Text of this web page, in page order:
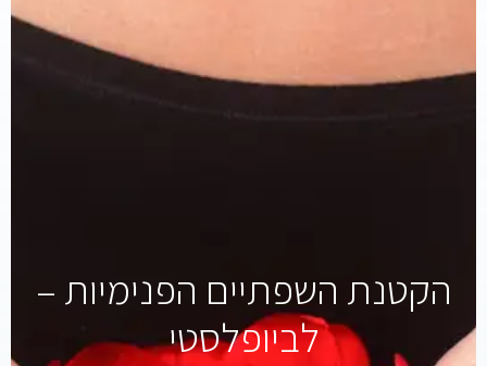
הקטנת השפתיים הפנימיות –
לביופלסטי